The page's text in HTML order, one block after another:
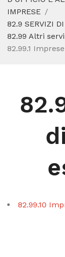
CODICE
IMPRESE
82.9 SERVIZI
82.99 Altri
82.99.1
82.99.10